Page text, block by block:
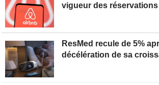
vigueur des réservations
ResMed recule de 5%
décélération de sa